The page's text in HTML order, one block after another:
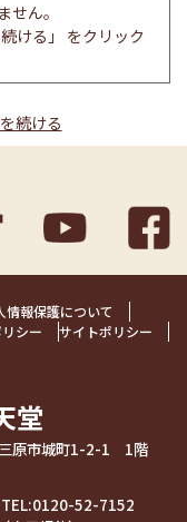
ん。
ける」 をクリック
続ける
情報保護について
シー
サイトポリシー
堂
原市城町1-2-1 1階
0120-52-7152